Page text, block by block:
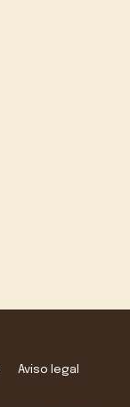
Aviso legal